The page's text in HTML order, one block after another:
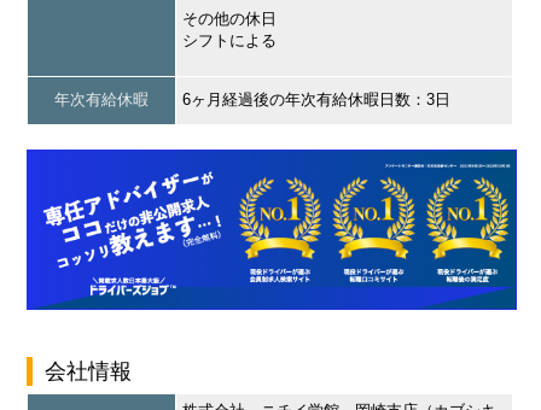
その他の休日
シフトによる
年次有給休暇 6ヶ月経過後の年次有給休暇日数：3日
会社情報